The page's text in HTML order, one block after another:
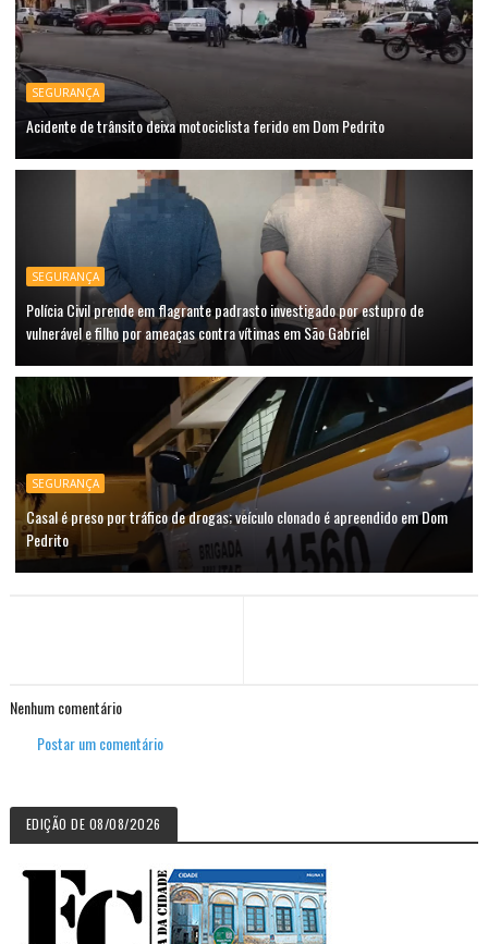
SEGURANÇA
Acidente de trânsito deixa motociclista ferido em Dom Pedrito
SEGURANÇA
Polícia Civil prende em flagrante padrasto investigado por estupro de
vulnerável e filho por ameaças contra vítimas em São Gabriel
SEGURANÇA
Casal é preso por tráfico de drogas; veículo clonado é apreendido em Dom
Pedrito
Nenhum comentário
Postar um comentário
EDIÇÃO DE 08/08/2026